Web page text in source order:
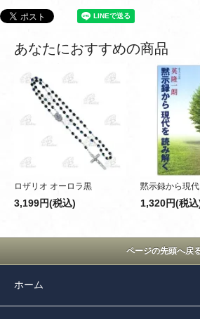
あなたにおすすめの商品
ロザリオ オーロラ黒
3,199円(税込)
黙示録から現代
1,320円(税込
ページの先頭へ戻
ホーム